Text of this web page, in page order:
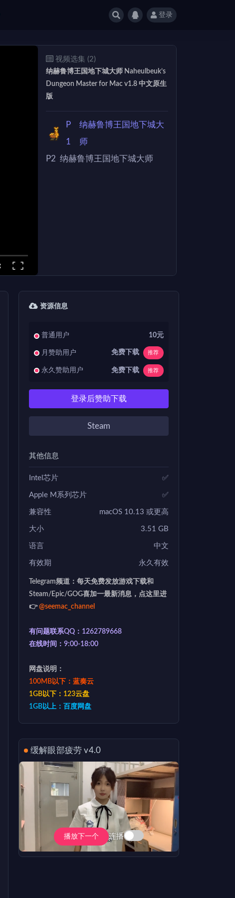
登录
视频选集 (2)
纳赫鲁博王国地下城大师 Naheulbeuk’s
Dungeon Master for Mac v1.8 中文原生
版
P
1
纳赫鲁博王国地下城大
师
P2 纳赫鲁博王国地下城大师
资源信息
普通用户 10元
月赞助用户 免费下载 推荐
永久赞助用户 免费下载 推荐
登录后赞助下载
Steam
其他信息
Intel芯片 ✅
Apple M系列芯片 ✅
兼容性 macOS 10.13 或更高
大小 3.51 GB
语言 中文
有效期 永久有效
Telegram频道：每天免费发放游戏下载和
Steam/Epic/GOG喜加一最新消息，点这里进
👉@seemac_channel
有问题联系QQ：1262789668
在线时间：9:00-18:00
网盘说明：
100MB以下：蓝奏云
1GB以下：123云盘
1GB以上：百度网盘
缓解眼部疲劳 v4.0
播放下一个 连播